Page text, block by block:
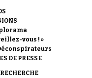
vous ! »
DE PRESSE
RECHERCHE